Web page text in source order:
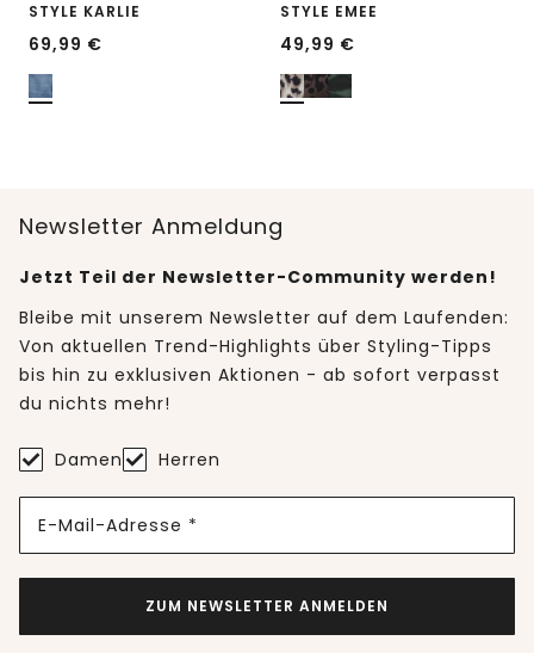
STYLE KARLIE
69,99 €
STYLE EMEE
49,99 €
Newsletter Anmeldung
Jetzt Teil der Newsletter-Community werden!
Bleibe mit unserem Newsletter auf dem Laufenden:
Von aktuellen Trend-Highlights über Styling-Tipps
bis hin zu exklusiven Aktionen - ab sofort verpasst
du nichts mehr!
Damen Herren
E-Mail-Adresse *
ZUM NEWSLETTER ANMELDEN